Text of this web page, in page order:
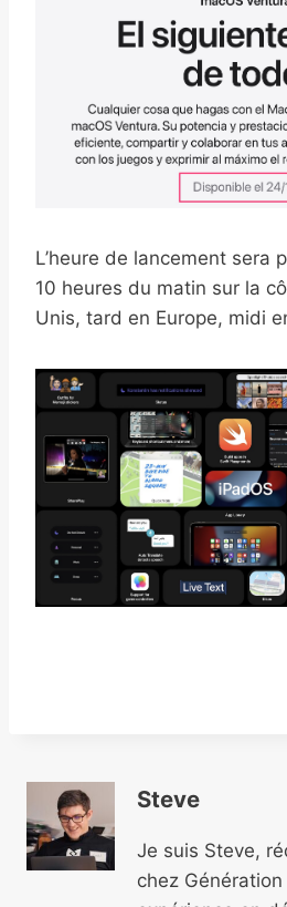
L’heure de lancement sera
10 heures du matin sur la
Unis, tard en Europe, midi
Steve
Je suis Steve,
chez